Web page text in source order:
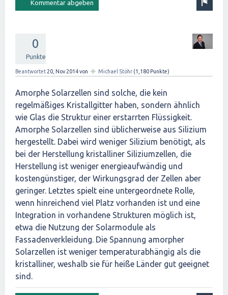
0
Punkte
Beantwortet 20, Nov 2014von ✦ Michael Stöhr (1,180 Punkte)
Amorphe Solarzellen sind solche, die kein
regelmäßiges Kristallgitter haben, sondern ähnlich
wie Glas die Struktur einer erstarrten Flüssigkeit.
Amorphe Solarzellen sind üblicherweise aus Silizium
hergestellt. Dabei wird weniger Silizium benötigt, als
bei der Herstellung kristalliner Siliziumzellen, die
Herstellung ist weniger energieaufwändig und
kostengünstiger, der Wirkungsgrad der Zellen aber
geringer. Letztes spielt eine untergeordnete Rolle,
wenn hinreichend viel Platz vorhanden ist und eine
Integration in vorhandene Strukturen möglich ist,
etwa die Nutzung der Solarmodule als
Fassadenverkleidung. Die Spannung amorpher
Solarzellen ist weniger temperaturabhängig als die
kristalliner, weshalb sie für heiße Länder gut geeignet
sind.